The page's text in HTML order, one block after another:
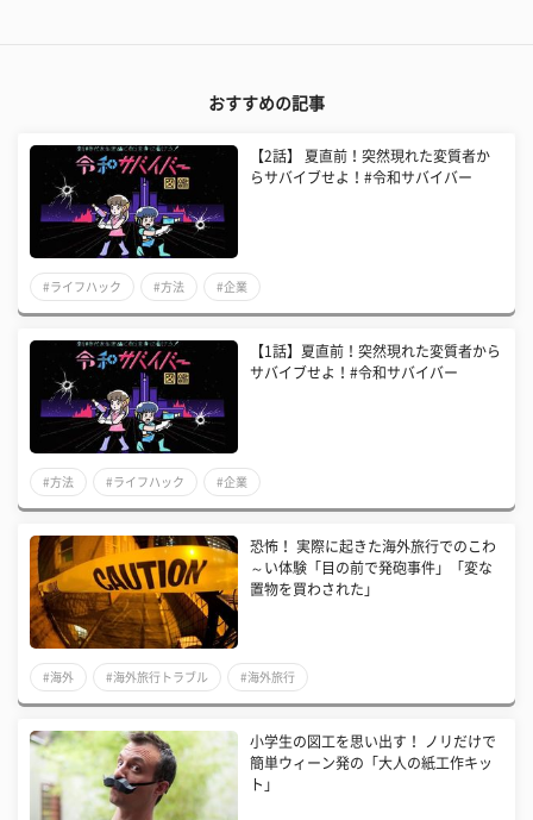
おすすめの記事
【2話】 夏直前！突然現れた変質者か
らサバイブせよ！#令和サバイバー
#ライフハック #方法 #企業
【1話】夏直前！突然現れた変質者から
サバイブせよ！#令和サバイバー
#方法 #ライフハック #企業
​恐怖！ 実際に起きた海外旅行でのこわ
～い体験「目の前で発砲事件」「変な
置物を買わされた」
#海外 #海外旅行トラブル #海外旅行
小学生の図工を思い出す！ ノリだけで
簡単ウィーン発の「大人の紙工作キッ
ト」